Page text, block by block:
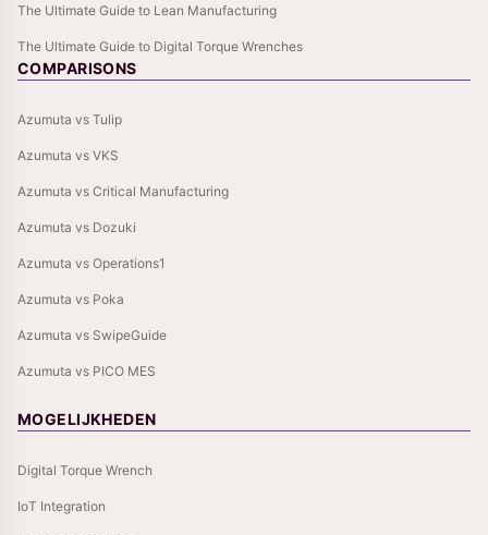
The Ultimate Guide to Lean Manufacturing
The Ultimate Guide to Digital Torque Wrenches
COMPARISONS
Azumuta vs Tulip
Azumuta vs VKS
Azumuta vs Critical Manufacturing
Azumuta vs Dozuki
Azumuta vs Operations1
Azumuta vs Poka
Azumuta vs SwipeGuide
Azumuta vs PICO MES
MOGELIJKHEDEN
Digital Torque Wrench
IoT Integration